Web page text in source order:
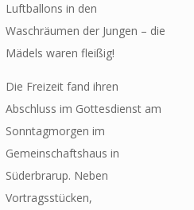
Luftballons in den
Waschräumen der Jungen – die
Mädels waren fleißig!
Die Freizeit fand ihren
Abschluss im Gottesdienst am
Sonntagmorgen im
Gemeinschaftshaus in
Süderbrarup. Neben
Vortragsstücken,